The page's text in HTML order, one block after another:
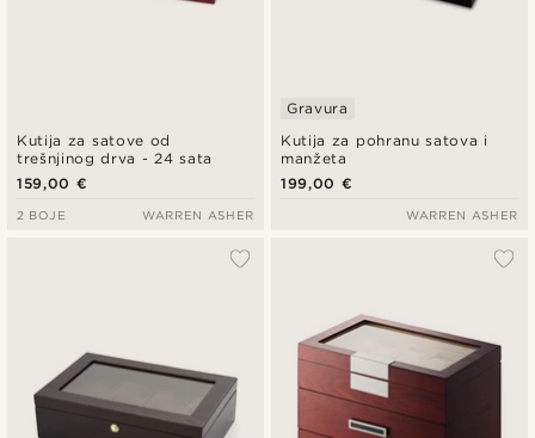
Kutija za satove od
trešnjinog drva - 24 sata
159,00 €
2 BOJE WARREN ASHER
Kutija za pohranu satova i
manžeta
Gravura
199,00 €
WARREN ASHER